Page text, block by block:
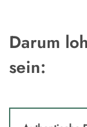
Darum
sein: